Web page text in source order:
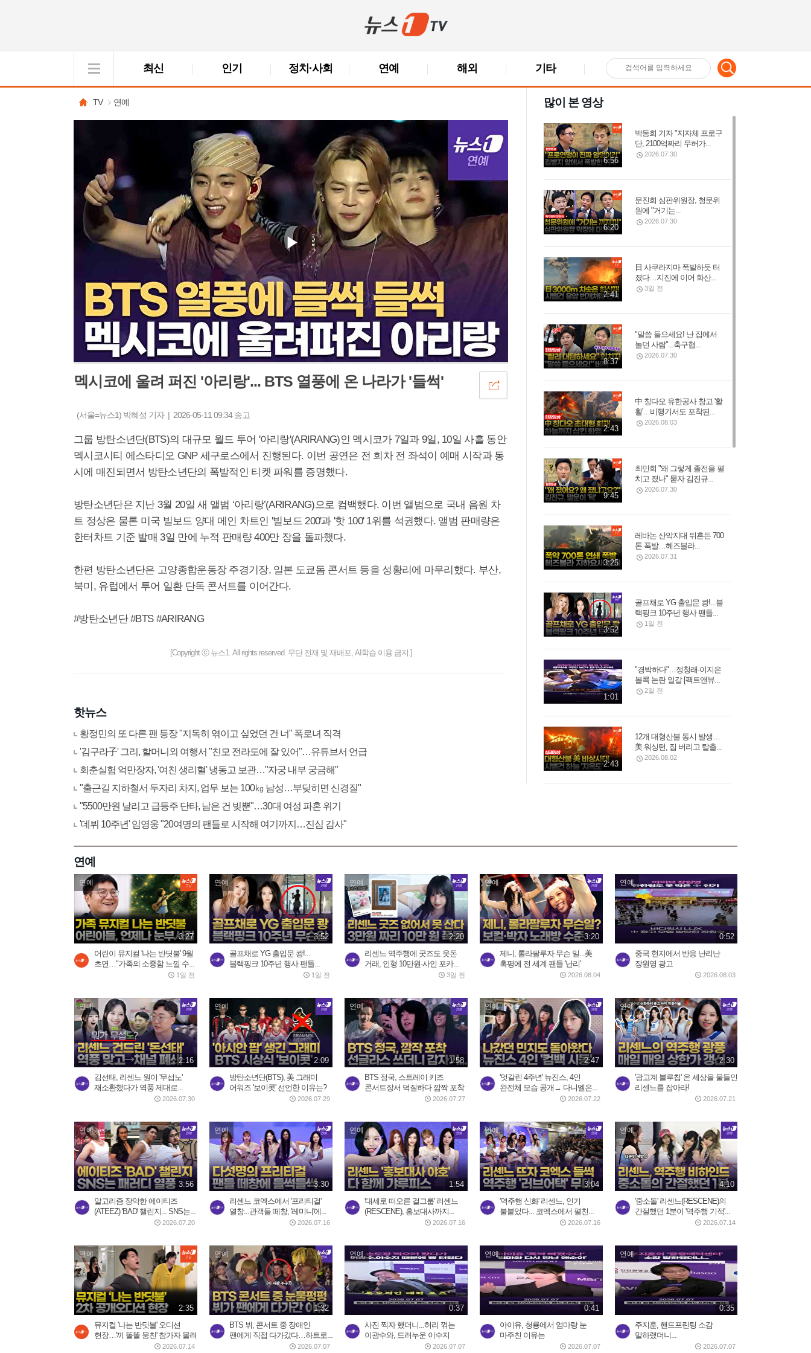
최신 인기 정치·사회 연예 해외 기타 검
어
입
력
TV 연예
멕시코에 울려 퍼진 '아리랑'... BTS 열풍에 온 나라가 '들썩'
(서울=뉴스1) 박혜성 기자 | 2026-05-11 09:34 송고
그룹 방탄소년단(BTS)의 대규모 월드 투어 '아리랑'(ARIRANG)인 멕시코가 7일과 9일, 10일 사흘 동안
멕시코시티 에스타디오 GNP 세구로스에서 진행된다. 이번 공연은 전 회차 전 좌석이 예매 시작과 동
시에 매진되면서 방탄소년단의 폭발적인 티켓 파워를 증명했다.
방탄소년단은 지난 3월 20일 새 앨범 ‘아리랑’(ARIRANG)으로 컴백했다. 이번 앨범으로 국내 음원 차
트 정상은 물론 미국 빌보드 양대 메인 차트인 '빌보드 200'과 '핫 100' 1위를 석권했다. 앨범 판매량은
한터차트 기준 발매 3일 만에 누적 판매량 400만 장을 돌파했다.
한편 방탄소년단은 고양종합운동장 주경기장, 일본 도쿄돔 콘서트 등을 성황리에 마무리했다. 부산,
북미, 유럽에서 투어 일환 단독 콘서트를 이어간다.
#방탄소년단 #BTS #ARIRANG
[Copyright ⓒ 뉴스1. All rights reserved. 무단 전재 및 재배포, AI학습 이용 금지.]
핫뉴스
황정민의 또 다른 팬 등장 "지독히 엮이고 싶었던 건 너" 폭로녀 직격
'김구라子' 그리, 할머니외 여행서 "친모 전라도에 잘 있어"…유튜브서 언급
회춘실험 억만장자, '여친 생리혈' 냉동고 보관…"자궁 내부 궁금해"
"출근길 지하철서 두자리 차지, 업무 보는 100㎏ 남성…부딪히면 신경질"
"5500만원 날리고 급등주 단타, 남은 건 빚뿐"…30대 여성 파혼 위기
'데뷔 10주년' 임영웅 "20여명의 팬들로 시작해 여기까지…진심 감사"
많이 본 영상
6:56
박동희 기자 "지자체 프로구
단, 2100억짜리 무허가...
2026.07.30
6:20
문진희 심판위원장, 청문위
원에 "거기는...
2026.07.30
2:41
日 사쿠라지마 폭발하듯 터
졌다…지진에 이어 화산...
3일 전
8:37
"말씀 들으세요! 난 집에서
놀던 사람"...축구협...
2026.07.30
2:43
中 칭다오 유한공사 창고 '활
활'…비행기서도 포착된...
2026.08.03
9:45
최민희 "왜 그렇게 졸전을 펼
치고 졌나" 묻자 김진규...
2026.07.30
3:25
레바논 산악지대 뒤흔든 700
톤 폭발…헤즈볼라...
2026.07.31
3:52
골프채로 YG 출입문 쾅!...블
랙핑크 10주년 행사 팬들...
1일 전
1:01
"경박하다"…정청래·이지은
볼콕 논란 일갈 [팩트앤뷰...
2일 전
2:43
12개 대형산불 동시 발생…
美 워싱턴, 집 버리고 탈출...
2026.08.02
3:05
러시아 우주군 총 사령관...
2026.08.02
3:03
푸틴 별장 코앞 휴양지에 드
론 쾅!…러 국민들 공포
2026.08.04
2:59
바다로 풍덩 철조망 뚫고...수
천 명 모로코인 탈출 현장
2026.07.31
오세훈 당선무효 가능성에
벌써 들썩…서울시장에...
2일 전
2:20
美, 이란에 '2주 대공습' 카드
만지작…"미사일 역량...
2026.07.30
5시간 밤샘 '필버' 나경
원…"IMF에 이은 JMF...
중국 현지에서 반응 난리난
장원영 광고
2026.08.03
트럼프 “이란 두들겨 팰 것”…
사우디, 이라크·후티...
연예
연예
3:27
어린이 뮤지컬 '나는 반딧불' 9월
초연…"가족의 소중함 느낄 수...
1일 전
연예
3:52
골프채로 YG 출입문 쾅!...
블랙핑크 10주년 행사 팬들...
1일 전
연예
2:20
리센느 역주행에 굿즈도 웃돈
거래, 인형 10만원·사인 포카...
3일 전
연예
3:20
제니, 롤라팔루자 무슨 일...美
혹평에 전 세계 팬들 '난리'
2026.08.04
연예
0:52
중국 현지에서 반응 난리난
장원영 광고
2026.08.03
연예
2:16
김선태, 리센느 원이 '무섭노'
재소환했다가 역풍 제대로...
2026.07.30
연예
2:09
방탄소년단(BTS), 美 그래미
어워즈 '보이콧' 선언한 이유는?
2026.07.29
연예
1:58
BTS 정국, 스트레이 키즈
콘서트장서 덕질하다 깜짝 포착
2026.07.27
연예
2:47
'엇갈린 4주년' 뉴진스, 4인
완전체 모습 공개→ 다니엘은...
2026.07.22
연예
2:30
'광고계 블루칩' 온 세상을 물들인
리센느를 잡아라!
2026.07.21
연예
3:56
알고리즘 장악한 에이티즈
(ATEEZ) 'BAD' 챌린지... SNS는...
2026.07.20
연예
3:30
리센느 코엑스에서 '프리티걸'
열창...관객들 떼창, '레미니'에...
2026.07.16
연예
1:54
'대세로 떠오른 걸그룹' 리센느
(RESCENE), 홍보대사까지...
2026.07.16
연예
3:04
'역주행 신화' 리센느, 인기
불붙었다... 코엑스에서 펼친...
2026.07.16
연예
4:10
'중소돌' 리센느(RESCENE)의
간절했던 1분이 '역주행 기적'...
2026.07.14
연예
2:35
뮤지컬 '나는 반딧불' 오디션
현장…'끼 똘똘 뭉친' 참가자 몰려
2026.07.14
연예
1:32
BTS 뷔, 콘서트 중 장애인
팬에게 직접 다가갔다…하트로...
2026.07.07
연예
0:37
사진 찍자 했더니...허리 꺾는
이광수와, 드러누운 이수지
2026.07.07
연예
0:41
아이유, 청룡에서 엄마랑 눈
마주친 이유는
2026.07.07
연예
0:35
주지훈, 핸드프린팅 소감
말하랬더니...
2026.07.07